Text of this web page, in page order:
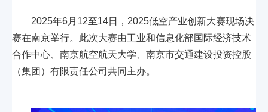
2025年6月12至14日，2025低空产业创新大赛现场决
赛在南京举行。此次大赛由工业和信息化部国际经济技术
合作中心、南京航空航天大学、南京市交通建设投资控股
（集团）有限责任公司共同主办。